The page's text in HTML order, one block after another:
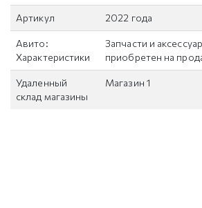
Артикул 2022 года
Авито:
Характеристики
Запчасти и
приобретен на
Удаленный
склад магазины
Магазин 1